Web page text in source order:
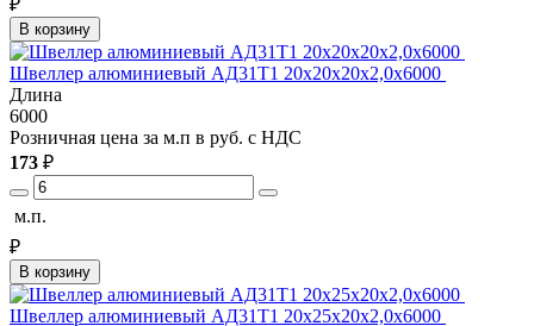
В корзину
Швеллер алюминиевый АД31Т1 20х20х20х2,0х6000
Длина
6000
Розничная цена за м.п в руб. с НДС
173 ₽
м.п.
₽
В корзину
Швеллер алюминиевый АД31Т1 20х25х20х2,0х6000